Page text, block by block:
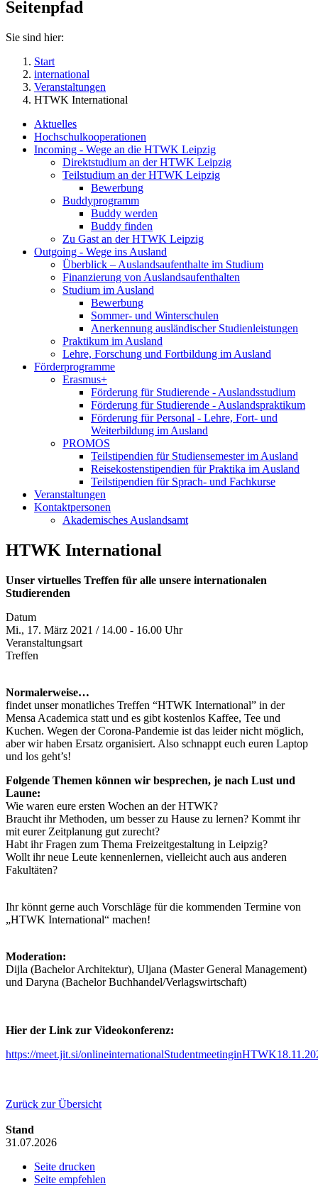
Seitenpfad
Sie sind hier:
Start
international
Veranstaltungen
HTWK International
Aktuelles
Hochschulkooperationen
Incoming - Wege an die HTWK Leipzig
Direktstudium an der HTWK Leipzig
Teilstudium an der HTWK Leipzig
Bewerbung
Buddyprogramm
Buddy werden
Buddy finden
Zu Gast an der HTWK Leipzig
Outgoing - Wege ins Ausland
Überblick – Auslandsaufenthalte im Studium
Finanzierung von Auslandsaufenthalten
Studium im Ausland
Bewerbung
Sommer- und Winterschulen
Anerkennung ausländischer Studienleistungen
Praktikum im Ausland
Lehre, Forschung und Fortbildung im Ausland
Förderprogramme
Erasmus+
Förderung für Studierende - Auslandsstudium
Förderung für Studierende - Auslandspraktikum
Förderung für Personal - Lehre, Fort- und
Weiterbildung im Ausland
PROMOS
Teilstipendien für Studiensemester im Ausland
Reisekostenstipendien für Praktika im Ausland
Teilstipendien für Sprach- und Fachkurse
Veranstaltungen
Kontaktpersonen
Akademisches Auslandsamt
HTWK International
Unser virtuelles Treffen für alle unsere internationalen
Studierenden
Datum
Mi., 17. März 2021 / 14.00 - 16.00 Uhr
Veranstaltungsart
Treffen
Normalerweise…
findet unser monatliches Treffen “HTWK International” in der
Mensa Academica statt und es gibt kostenlos Kaffee, Tee und
Kuchen. Wegen der Corona-Pandemie ist das leider nicht möglich,
aber wir haben Ersatz organisiert. Also schnappt euch euren Laptop
und los geht’s!
Folgende Themen können wir besprechen, je nach Lust und
Laune:
Wie waren eure ersten Wochen an der HTWK?
Braucht ihr Methoden, um besser zu Hause zu lernen? Kommt ihr
mit eurer Zeitplanung gut zurecht?
Habt ihr Fragen zum Thema Freizeitgestaltung in Leipzig?
Wollt ihr neue Leute kennenlernen, vielleicht auch aus anderen
Fakultäten?
Ihr könnt gerne auch Vorschläge für die kommenden Termine von
„HTWK International“ machen!
Moderation:
Dijla (Bachelor Architektur), Uljana (Master General Management)
und Daryna (Bachelor Buchhandel/Verlagswirtschaft)
Hier der Link zur Videokonferenz:
https://meet.jit.si/
Zurück zur Übersicht
Stand
31.07.2026
Seite drucken
Seite empfehlen